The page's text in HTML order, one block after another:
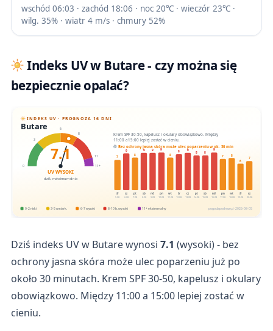
wschód 06:03 · zachód 18:06 · noc 20℃ · wieczór 23℃ ·
wilg. 35% · wiatr 4 m/s · chmury 52%
Indeks UV w Butare - czy można się
bezpiecznie opalać?
INDEKS UV · PROGNOZA 16 DNI
Butare
0
3
6
8
11
11+
7.1
UV WYSOKI
dziś, maksimum dnia
Krem SPF 30-50, kapelusz i okulary obowiązkowo. Między
11:00 a 15:00 lepiej zostać w cieniu.
Bez ochrony jasna skóra może ulec poparzeniu w ok. 30 min
7
śr
9
cz
6.08
8
pt
7.08
9
sb
8.08
9
nd
9
pn
10.08
8
wt
11.08
8
śr
12.08
9
cz
13.08
8
pt
14.08
8
sb
15.08
9
nd
16.08
7
pn
17.08
8
wt
18.08
6
śr
19.08
7
cz
20.08
0-2 niski 3-5 umiark. 6-7 wysoki 8-10 b. wysoki 11+ ekstremalny pogodapodroze.pl · 2026-08-05
Dziś indeks UV w Butare wynosi 7.1 (wysoki) - bez
ochrony jasna skóra może ulec poparzeniu już po
około 30 minutach. Krem SPF 30-50, kapelusz i okulary
obowiązkowo. Między 11:00 a 15:00 lepiej zostać w
cieniu.